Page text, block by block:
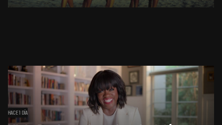
HACE 1 DÍA